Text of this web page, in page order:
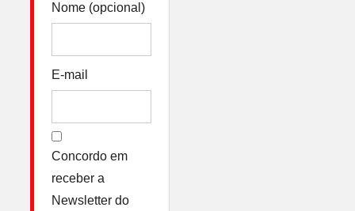
Nome (opcional)
E-mail
Concordo em
receber a
Newsletter do